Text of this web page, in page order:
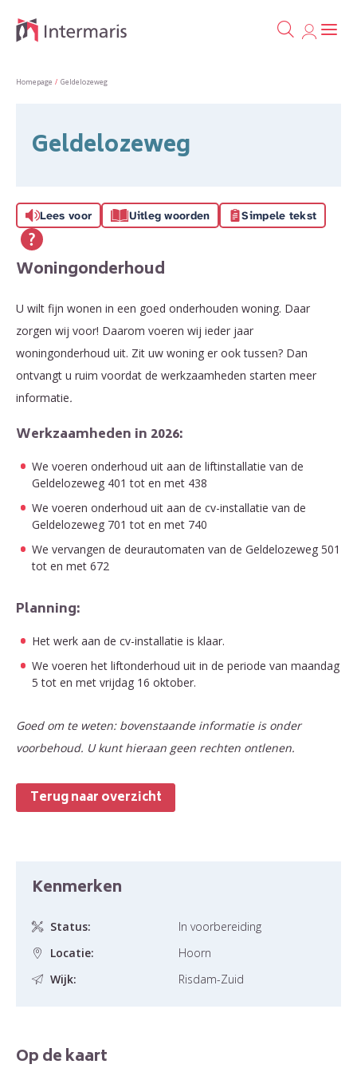
Naar de homepage Ga
Homepage Geldelozeweg
Geldelozeweg
Lees voor Uitleg woorden Simpele tekst
Woningonderhoud
U wilt fijn wonen in een goed onderhouden woning. Daar
zorgen wij voor! Daarom voeren wij ieder jaar
woningonderhoud uit. Zit uw woning er ook tussen? Dan
ontvangt u ruim voordat de werkzaamheden starten meer
informatie.
Werkzaamheden in 2026:
We voeren onderhoud uit aan de liftinstallatie van de
Geldelozeweg 401 tot en met 438
We voeren onderhoud uit aan de cv-installatie van de
Geldelozeweg 701 tot en met 740
We vervangen de deurautomaten van de Geldelozeweg 501
tot en met 672
Planning:
Het werk aan de cv-installatie is klaar.
We voeren het liftonderhoud uit in de periode van maandag
5 tot en met vrijdag 16 oktober.
Goed om te weten: bovenstaande informatie is onder
voorbehoud. U kunt hieraan geen rechten ontlenen.
Terug naar overzicht
Kenmerken
Status:
In voorbereiding
Locatie:
Hoorn
Wijk:
Risdam-Zuid
Op de kaart